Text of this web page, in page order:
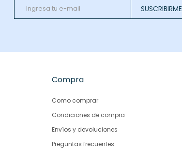
SUSCRIBIRME
Compra
Como comprar
Condiciones de compra
Envíos y devoluciones
Preguntas frecuentes